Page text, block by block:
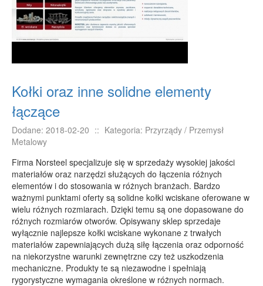
E-BIZNES
Biżuteria
Dla Dzieci
Meble
Wyposażenie Łazienki
Odzież
Sport
Elektronika, RTV, AGD
Art. Dla Zwierząt
Ogród, Rośliny
Chemia
Art. Spożywcze
Materiały Eksploatacyjne
Inne Sklepy
PRZYRZĄDY
Kołki oraz inne solidne elementy
łączące
Dodane: 2018-02-20 :: Kategoria: Przyrządy / Przemysł
Metalowy
Firma Norsteel specjalizuje się w sprzedaży wysokiej jakości
materiałów oraz narzędzi służących do łączenia różnych
elementów i do stosowania w różnych branżach. Bardzo
ważnymi punktami oferty są solidne kołki wciskane oferowane w
wielu różnych rozmiarach. Dzięki temu są one dopasowane do
różnych rozmiarów otworów. Opisywany sklep sprzedaje
wyłącznie najlepsze kołki wciskane wykonane z trwałych
materiałów zapewniających dużą siłę łączenia oraz odporność
na niekorzystne warunki zewnętrzne czy też uszkodzenia
mechaniczne. Produkty te są niezawodne i spełniają
rygorystyczne wymagania określone w różnych normach.